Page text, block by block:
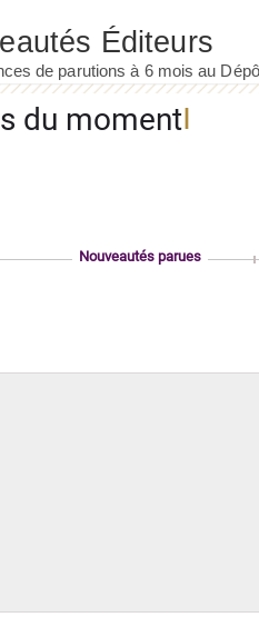
du moment
Nouveautés parues